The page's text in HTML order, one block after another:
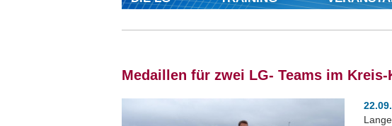
Medaillen für zwei LG- Teams im Kreis-